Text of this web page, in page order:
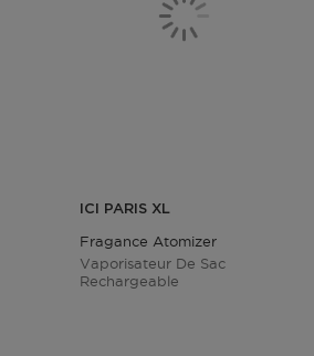
ICI PARIS XL
Fragance Atomizer
Vaporisateur De Sac
Rechargeable